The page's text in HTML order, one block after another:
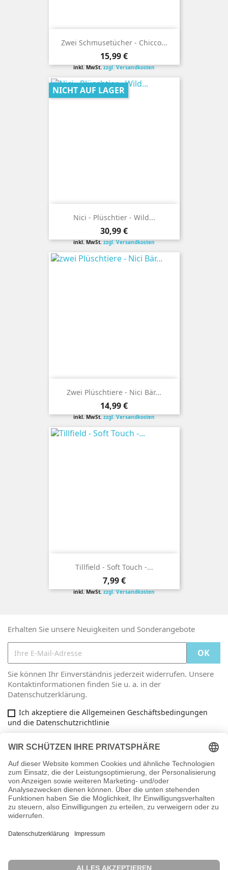
Zwei Schmusetücher - Chicco...
Preis
15,99 €
inkl. MwSt.zzgl. Versandkosten
Nici - Plüschtier - Wild...
Preis
30,99 €
inkl. MwSt.zzgl. Versandkosten
NICHT AUF LAGER
Zwei Plüschtiere - Nici Bär...
Preis
14,99 €
inkl. MwSt.zzgl. Versandkosten
Tillfield - Soft Touch -...
Preis
7,99 €
inkl. MwSt.zzgl. Versandkosten
Erhalten Sie unsere Neuigkeiten und Sonderangebote
Sie können Ihr Einverständnis jederzeit widerrufen. Unsere
Kontaktinformationen finden Sie u. a. in der
Datenschutzerklärung.
Ich akzeptiere die Allgemeinen Geschäftsbedingungen
und die Datenschutzrichtlinie
Facebook
ARTIKEL 
INFORMATIONEN